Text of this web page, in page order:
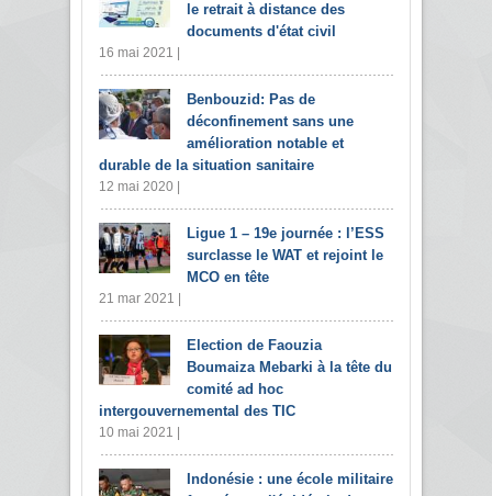
le retrait à distance des
documents d'état civil
16 mai 2021 |
Benbouzid: Pas de
déconfinement sans une
amélioration notable et
durable de la situation sanitaire
12 mai 2020 |
Ligue 1 – 19e journée : l’ESS
surclasse le WAT et rejoint le
MCO en tête
21 mar 2021 |
Election de Faouzia
Boumaiza Mebarki à la tête du
comité ad hoc
intergouvernemental des TIC
10 mai 2021 |
Indonésie : une école militaire